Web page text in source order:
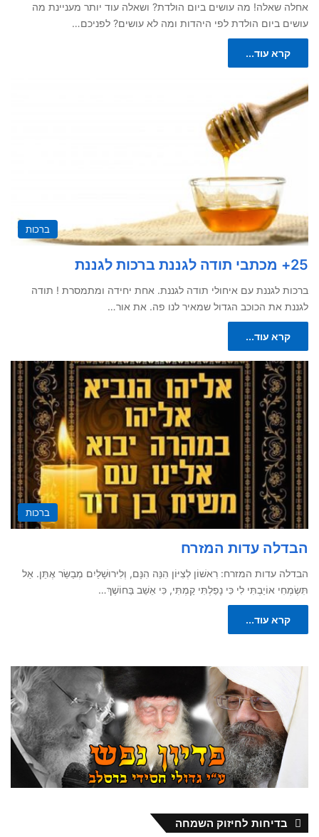
אחלה שאלה! מה עושים ביום הולדת? ושאלה עוד יותר מעניינת מה
עושים ביום הולדת לפי היהדות ומה לא עושים? לפניכם…
קרא עוד...
ברכות
25+ מכתבי תודה לגננת ברכות לגננת
ברכות לגננת עם איחולי תודה לגננת. אחת יחידה ומתמסרת ! תודה
לגננת את הכוכב הגדול שמאיר לנו פה. את אור…
קרא עוד...
ברכות
הבדלה עדות המזרח
הבדלה עדות המזרח: רִאשׁוֹן לְצִיּוֹן הִנֵּה הִנָּם, וְלִירוּשָׁלַיִם מְבַשֵּׂר אֶתֵּן. אַל
תִּשְׂמְחִי אוֹיַבְתִּי לִי כִּי נָפַלְתִּי קַמְתִּי, כִּי אֵשֵׁב בַּחוֹשֶׁךְ…
קרא עוד...
בדיחות לחיזוק השמחה